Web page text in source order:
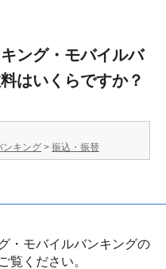
ング・モバイルバ
はいくらですか？
ンキング > 振込・振替
・モバイルバンキングの
覧ください。